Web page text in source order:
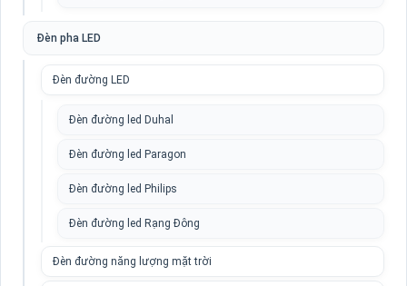
Đèn pha LED
Đèn đường LED
Đèn đường led Duhal
Đèn đường led Paragon
Đèn đường led Philips
Đèn đường led Rạng Đông
Đèn đường năng lượng mặt trời